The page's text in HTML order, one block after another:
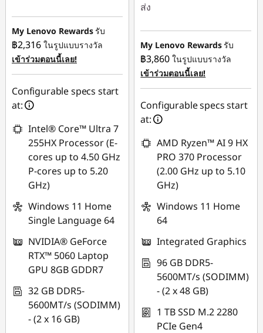
฿28,823.70
หรือ
การประหยัด
eCoupon :-
฿31,546.50
*Savings cannot be
ใช้ eCoupon :
MIDNIGHT
My Lenovo Rewardsรับ
฿2,316 ในรูปแบบรางวัล
เข้าร่วมตอนนี้เลย!
Configurable specs start
at:
Intel® Core™ Ultra 7
255HX Processor (E-
cores up to 4.50 GHz
P-cores up to 5.20
GHz)
Windows 11 Home
Single Language 64
NVIDIA® GeForce
RTX™ 5060 Laptop
GPU 8GB GDDR7
32 GB DDR5-
5600MT/s (SODIMM)
- (2 x 16 GB)
ส่ง
ประหยัดทันที :-
฿104,617.77
การประหยัด
eCoupon :-
฿2,655.44
ใช้ eCoupon :
88SALETH
My Lenovo Rewardsรับ
฿3,860 ในรูปแบบรางวัล
เข้าร่วมตอนนี้เลย!
Configurable specs start
at:
AMD Ryzen™ AI 9 HX
PRO 370 Processor
(2.00 GHz up to 5.10
GHz)
Windows 11 Home
64
Integrated Graphics
96 GB DDR5-
5600MT/s (SODIMM)
- (2 x 48 GB)
1 TB SSD M.2 2280
PCIe Gen4